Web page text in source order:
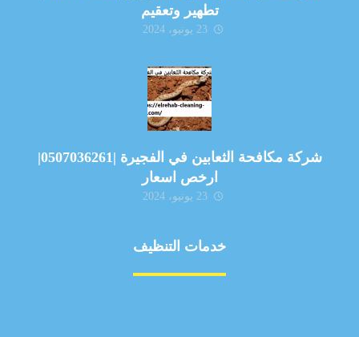
تطهير وتعقيم
23 يونيو، 2024
شركة مكافحة الثعابين في الفجيرة |0507036261|
ارخص اسعار
23 يونيو، 2024
خدمات التنظيف